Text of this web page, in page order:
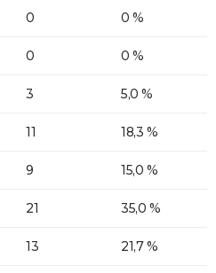
0 0 %
0 0 %
3 5,0 %
11 18,3 %
9 15,0 %
21 35,0 %
13 21,7 %